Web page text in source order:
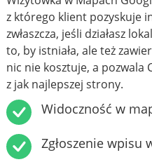
z którego klient pozyskuje
zwłaszcza, jeśli działasz
to, by istniała, ale też
nic nie kosztuje, a pozwala
z jak najlepszej strony.
Widoczność w
Zgłoszenie wpisu